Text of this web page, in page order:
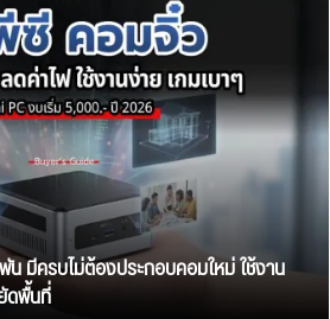
มีครบไม่ต้องประกอบคอมใหม่ ใช้งาน
ดพื้นที่